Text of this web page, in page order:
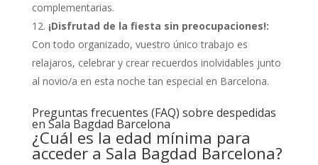
complementarias.
¡Disfrutad de la fiesta sin preocupaciones!:
Con todo organizado, vuestro único trabajo es
relajaros, celebrar y crear recuerdos inolvidables junto
al novio/a en esta noche tan especial en Barcelona.
Preguntas frecuentes (FAQ) sobre despedidas
en Sala Bagdad Barcelona
¿Cuál es la edad mínima para
acceder a Sala Bagdad Barcelona?